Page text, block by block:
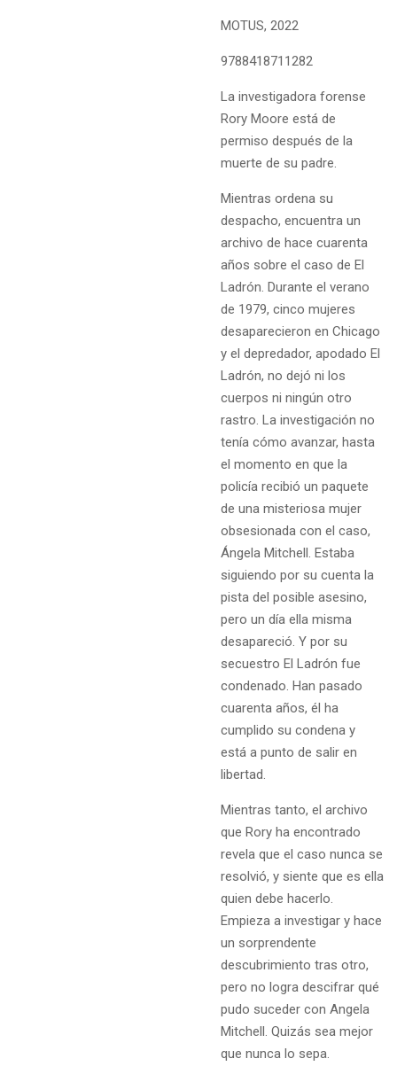
MOTUS, 2022
9788418711282
La investigadora forense
Rory Moore está de
permiso después de la
muerte de su padre.
Mientras ordena su
despacho, encuentra un
archivo de hace cuarenta
años sobre el caso de El
Ladrón. Durante el verano
de 1979, cinco mujeres
desaparecieron en Chicago
y el depredador, apodado El
Ladrón, no dejó ni los
cuerpos ni ningún otro
rastro. La investigación no
tenía cómo avanzar, hasta
el momento en que la
policía recibió un paquete
de una misteriosa mujer
obsesionada con el caso,
Ángela Mitchell. Estaba
siguiendo por su cuenta la
pista del posible asesino,
pero un día ella misma
desapareció. Y por su
secuestro El Ladrón fue
condenado. Han pasado
cuarenta años, él ha
cumplido su condena y
está a punto de salir en
libertad.
Mientras tanto, el archivo
que Rory ha encontrado
revela que el caso nunca se
resolvió, y siente que es ella
quien debe hacerlo.
Empieza a investigar y hace
un sorprendente
descubrimiento tras otro,
pero no logra descifrar qué
pudo suceder con Angela
Mitchell. Quizás sea mejor
que nunca lo sepa.